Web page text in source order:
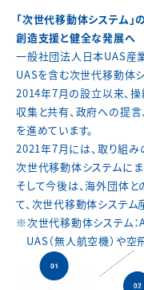
「次世代移動体システム」
創造支援と健全な発展へ
一般社団法人日本UAS産
UASを含む次世代移動体
2014年7月の設立以来、
収集と共有、政府への提言
を進めています。
2021年7月には、取り組
次世代移動体システムにま
そして今後は、海外団体
て、 次世代移動体システム
※次世代移動体システム
UAS（無人航空機）や空